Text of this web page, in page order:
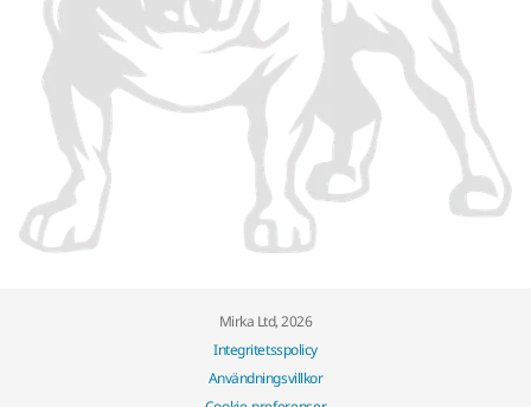
Mirka Ltd, 2026
Integritetsspolicy
Användningsvillkor